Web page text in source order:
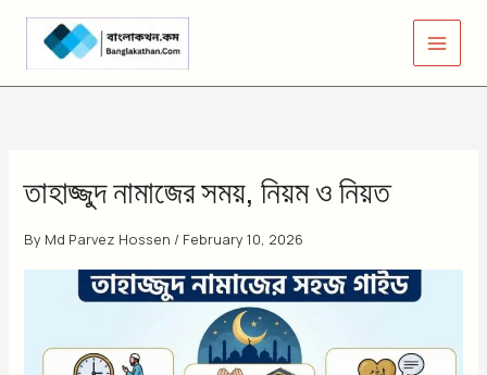
Skip
content
তাহাজ্জুদ নামাজের সময়, নিয়ম ও নিয়ত
By Md Parvez Hossen / February 10, 2026